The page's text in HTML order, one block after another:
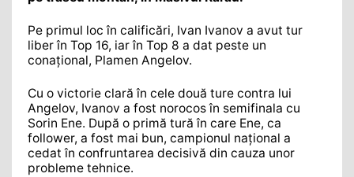
Pe primul loc în calificări, Ivan Ivanov a avut tur
liber în Top 16, iar în Top 8 a dat peste un
conațional, Plamen Angelov.
Cu o victorie clară în cele două ture contra lui
Angelov, Ivanov a fost norocos în semifinala cu
Sorin Ene. După o primă tură în care Ene, ca
follower, a fost mai bun, campionul național a
cedat în confruntarea decisivă din cauza unor
probleme tehnice.